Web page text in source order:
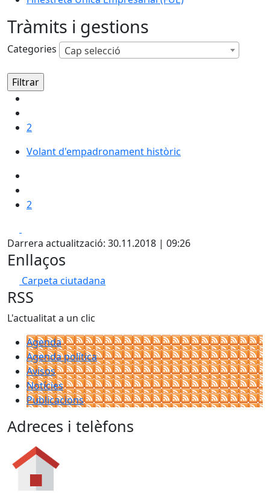
Tràmits i gestions
Categories Cap selecció
2
Volant d'empadronament històric
2
Darrera actualització: 30.11.2018 | 09:26
Enllaços
Carpeta ciutadana
RSS
L'actualitat a un clic
Agenda
Agenda política
Avisos
Notícies
Publicacions
Adreces i telèfons